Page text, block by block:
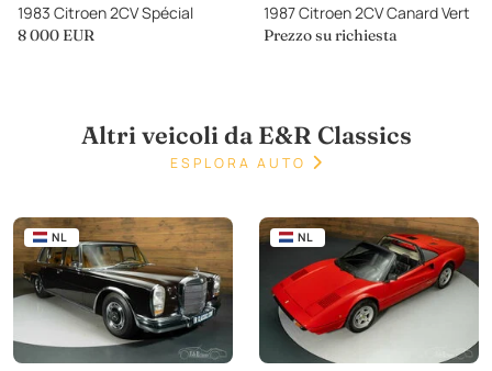
1983 Citroen 2CV Spécial
8 000 EUR
1987 Citroen 2CV Canard Vert
Prezzo su richiesta
Altri veicoli da E&R Classics
ESPLORA AUTO
NL NL